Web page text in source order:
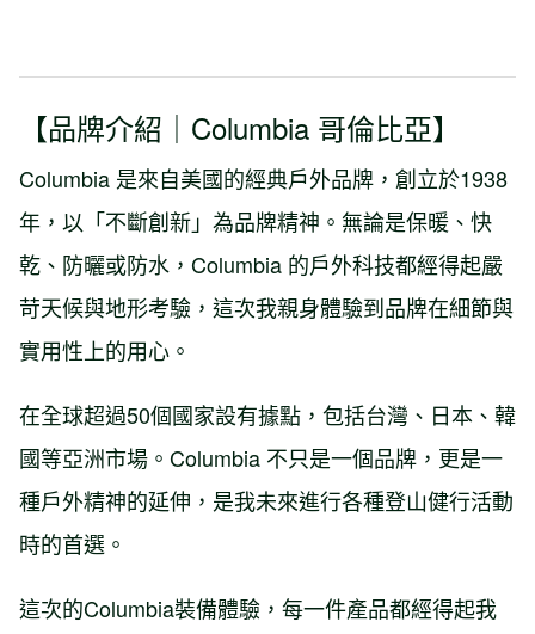
【品牌介紹｜Columbia 哥倫比亞】
Columbia 是來自美國的經典戶外品牌，創立於1938
年，以「不斷創新」為品牌精神。無論是保暖、快
乾、防曬或防水，Columbia 的戶外科技都經得起嚴
苛天候與地形考驗，這次我親身體驗到品牌在細節與
實用性上的用心。
在全球超過50個國家設有據點，包括台灣、日本、韓
國等亞洲市場。Columbia 不只是一個品牌，更是一
種戶外精神的延伸，是我未來進行各種登山健行活動
時的首選。
這次的Columbia裝備體驗，每一件產品都經得起我